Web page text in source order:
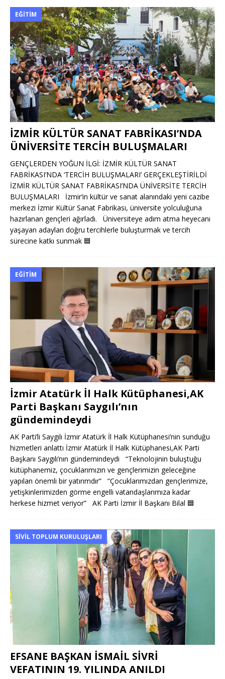
EĞITIM
İZMİR KÜLTÜR SANAT FABRİKASI’NDA
ÜNİVERSİTE TERCİH BULUŞMALARI
GENÇLERDEN YOĞUN İLGİ: İZMİR KÜLTÜR SANAT
FABRİKASI’NDA ‘TERCİH BULUŞMALARI’ GERÇEKLEŞTİRİLDİ
İZMİR KÜLTÜR SANAT FABRİKASI’NDA ÜNİVERSİTE TERCİH
BULUŞMALARI İzmir’in kültür ve sanat alanındaki yeni cazibe
merkezi İzmir Kültür Sanat Fabrikası, üniversite yolculuğuna
hazırlanan gençleri ağırladı. Üniversiteye adım atma heyecanı
yaşayan adayları doğru tercihlerle buluşturmak ve tercih
sürecine katkı sunmak 🟦
EĞITIM
İzmir Atatürk İl Halk Kütüphanesi,AK
Parti Başkanı Saygılı’nın
gündemindeydi
AK Parti’li Saygılı İzmir Atatürk İl Halk Kütüphanesi’nin sunduğu
hizmetleri anlattı İzmir Atatürk İl Halk Kütüphanesi,AK Parti
Başkanı Saygılı’nın gündemindeydi “Teknolojinin buluştuğu
kütüphanemiz, çocuklarımızın ve gençlerimizin geleceğine
yapılan önemli bir yatırımdır” “Çocuklarımızdan gençlerimize,
yetişkinlerimizden görme engelli vatandaşlarımıza kadar
herkese hizmet veriyor” AK Parti İzmir İl Başkanı Bilal 🟦
SIVIL TOPLUM KURULUŞLARI
EFSANE BAŞKAN İSMAİL SİVRİ
VEFATININ 19. YILINDA ANILDI